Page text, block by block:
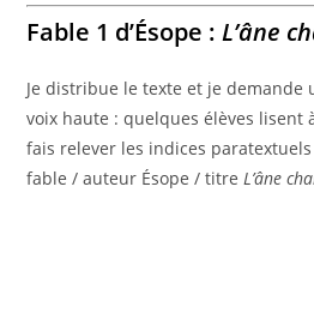
Fable 1 d’Ésope :L’âne
Je distribue le texte et je demande
voix haute : quelques élèves lisent
fais relever les indices
fable / auteur Ésope / titre L’âne